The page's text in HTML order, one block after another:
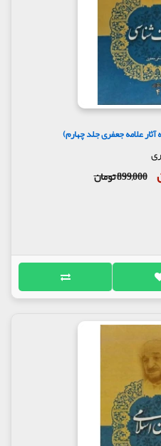
علامه جعفری جلد چهارم)
899,000 تومان